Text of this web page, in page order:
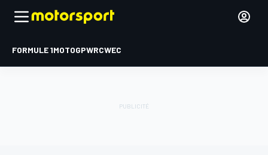
FORMULE 1MOTOGPWRCWEC